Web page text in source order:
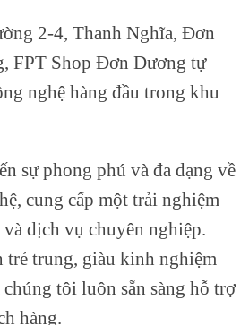
2-4, Thanh Nghĩa, Đơn
FPT Shop Đơn Dương tự
nghệ hàng đầu trong khu
sự phong phú và đa dạng về
cung cấp một trải nghiệm
dịch vụ chuyên nghiệp.
trung, giàu kinh nghiệm
tôi luôn sẵn sàng hỗ trợ
hàng.